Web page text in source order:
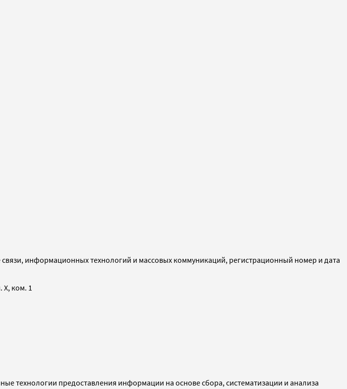
информационных технологий и массовых коммуникаций, регистрационный номер и дата
X, ком. 1
технологии предоставления информации на основе сбора, систематизации и анализа